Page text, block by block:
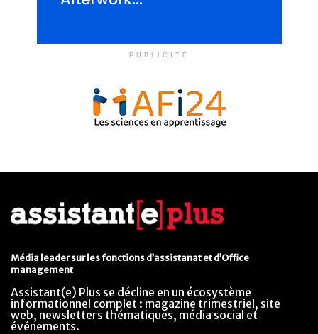
PUBLICITÉ
Média leader sur les fonctions d’assistanat et d’Office
management
Assistant(e) Plus se décline en un écosystème
informationnel complet : magazine trimestriel, site
web, newsletters thématiques, média social et
événements.